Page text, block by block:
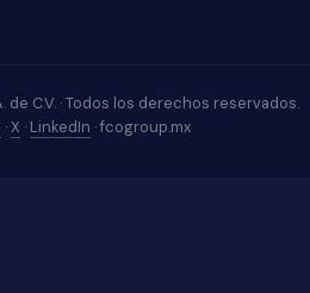
de C.V. · Todos los derechos reservados.
· X · LinkedIn · fcogroup.mx